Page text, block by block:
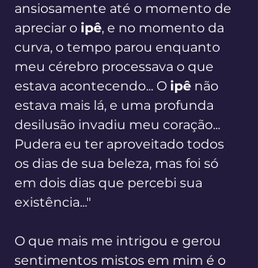
ansiosamente até o momento de
apreciar o ipê, e no momento da
curva, o tempo parou enquanto
meu cérebro processava o que
estava acontecendo... O ipê não
estava mais lá, e uma profunda
desilusão invadiu meu coração...
Pudera eu ter aproveitado todos
os dias de sua beleza, mas foi só
em dois dias que percebi sua
existência..."
O que mais me intrigou e gerou
sentimentos mistos em mim é o